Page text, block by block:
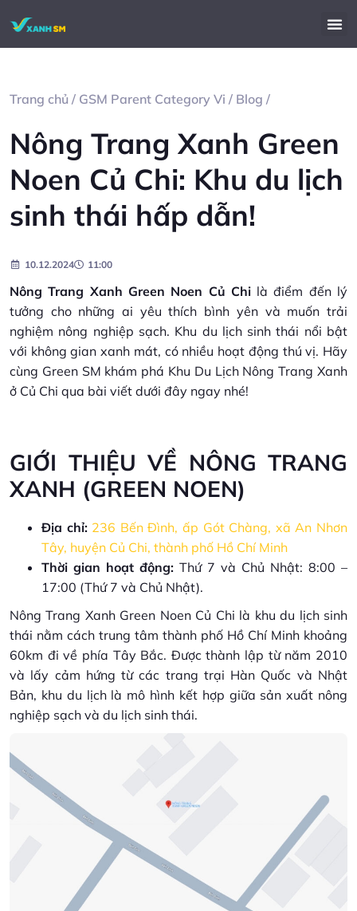
Trang chủ / GSM Parent Category Vi / Blog /
Nông Trang Xanh Green
Noen Củ Chi: Khu du lịch
sinh thái hấp dẫn!
10.12.2024 11:00
Nông Trang Xanh Green Noen Củ Chilà điểm đến lý
tưởng cho những ai yêu thích bình yên và muốn trải
nghiệm nông nghiệp sạch. Khu du lịch sinh thái nổi bật
với không gian xanh mát, có nhiều hoạt động thú vị. Hãy
cùng Green SM khám phá Khu Du Lịch Nông Trang Xanh
ở Củ Chi qua bài viết dưới đây ngay nhé!
GIỚI THIỆU VỀ NÔNG TRANG
XANH (GREEN NOEN)
Địa chỉ: 236 Bến Đình, ấp Gót Chàng, xã An Nhơn
Tây, huyện Củ Chi, thành phố Hồ Chí Minh
Thời gian hoạt động: Thứ 7 và Chủ Nhật: 8:00 –
17:00 (Thứ 7 và Chủ Nhật).
Nông Trang Xanh Green Noen Củ Chi là khu du lịch sinh
thái nằm cách trung tâm thành phố Hồ Chí Minh khoảng
60km đi về phía Tây Bắc. Được thành lập từ năm 2010
và lấy cảm hứng từ các trang trại Hàn Quốc và Nhật
Bản, khu du lịch là mô hình kết hợp giữa sản xuất nông
nghiệp sạch và du lịch sinh thái.